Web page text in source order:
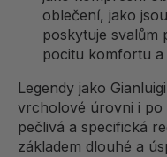
oblečení, jako
poskytuje svalům
pocitu komfortu
Legendy jako
vrcholové úrovni i po
pečlivá a specifická
základem dlouhé a